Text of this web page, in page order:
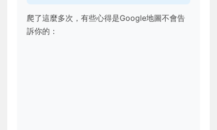
爬了這麼多次，有些心得是Google地圖不會告
訴你的：